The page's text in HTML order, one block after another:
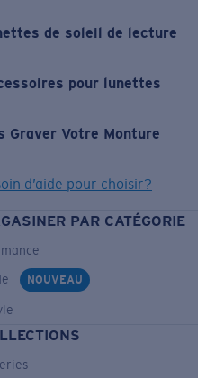
de soleil de lecture
pour lunettes
Graver Votre Monture
d’aide pour choisir?
PAR CATÉGORIE
NOUVEAU